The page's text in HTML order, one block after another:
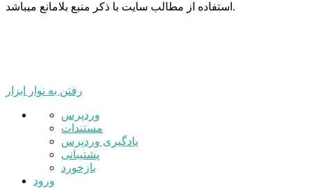
استفاده از مطالب سایت با ذکر منبع بلامانع میباشد.
رفتن به نوار ابزار
درباره
وردپرس
وردپرس
مستندات
یادگیری وردپرس
پشتیبانی
بازخورد
ورود